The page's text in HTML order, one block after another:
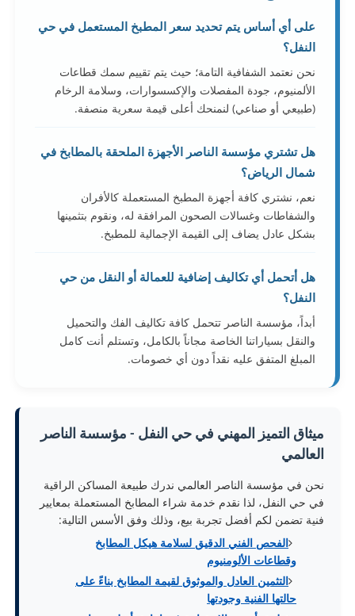
على أي أساس يتم تحديد سعر المطبخ المستعمل في حي
النفل؟
نحن نعتمد الشفافية التامة؛ حيث يتم تقييم سمك قطاعات
الألمنيوم، جودة المفصلات والإكسسوارات، وسلامة الرخام
(طبيعي أو صناعي) لنمنحك أعلى قيمة سعرية منصفة.
هل تشتري مؤسسة الناصر الأجهزة الملحقة بالمطابخ في
شمال الرياض؟
نعم، نشتري كافة أجهزة المطبخ المستعملة كالأفران
والشفاطات وغسالات الصحون المرافقة له، ونقوم بتثمينها
بشكل عادل يضاف إلى القيمة الإجمالية للمطبخ.
هل أتحمل أي تكاليف إضافية للعمالة أو النقل من حي
النفل؟
أبداً، مؤسسة الناصر تتحمل كافة تكاليف الفك والتحميل
والنقل بسياراتنا الخاصة مجاناً بالكامل، وتستلم أنت كامل
المبلغ المتفق عليه نقداً دون أي خصومات.
ميثاق التميز المهني في حي النفل - مؤسسة الناصر
العالمي
نحن في مؤسسة الناصر العالمي ندرك طبيعة المساكن الراقية
في حي النفل، لذا نقدم خدمة شراء المطابخ المستعملة بمعايير
فنية تضمن لكم أفضل تجربة بيع، وذلك وفق الأسس التالية:
الفحص الفني الدقيق لسلامة هيكل المطابخ
وقطاعات الألومنيوم
التثمين العادل والموثوق لقيمة المطابخ بناءً على
حالتها الفنية وجودتها